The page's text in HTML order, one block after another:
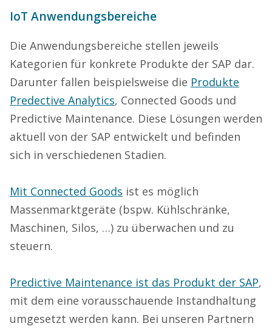
IoT Anwendungsbereiche
Die Anwendungsbereiche stellen jeweils
Kategorien für konkrete Produkte der SAP dar.
Darunter fallen beispielsweise die Produkte
Predective Analytics, Connected Goods und
Predictive Maintenance. Diese Lösungen werden
aktuell von der SAP entwickelt und befinden
sich in verschiedenen Stadien.
Mit Connected Goods ist es möglich
Massenmarktgeräte (bspw. Kühlschränke,
Maschinen, Silos, …) zu überwachen und zu
steuern.
Predictive Maintenance ist das Produkt der SAP,
mit dem eine vorausschauende Instandhaltung
umgesetzt werden kann. Bei unseren Partnern